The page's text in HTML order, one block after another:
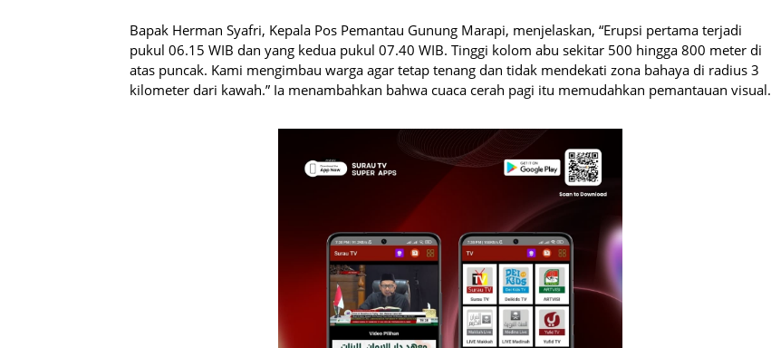
Bapak Herman Syafri, Kepala Pos Pemantau Gunung Marapi, menjelaskan, “Erupsi pertama terjadi
pukul 06.15 WIB dan yang kedua pukul 07.40 WIB. Tinggi kolom abu sekitar 500 hingga 800 meter di
atas puncak. Kami mengimbau warga agar tetap tenang dan tidak mendekati zona bahaya di radius 3
kilometer dari kawah.” Ia menambahkan bahwa cuaca cerah pagi itu memudahkan pemantauan visual.